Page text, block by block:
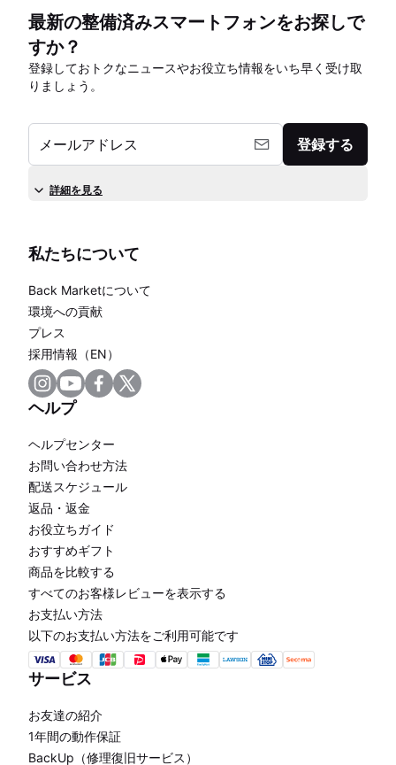
最新の整備済みスマートフォンをお探しで
すか？
登録しておトクなニュースやお役立ち情報をいち早く受け取
りましょう。
メールアドレス 登録する
詳細を見る
私たちについて
Back Marketについて
環境への貢献
プレス
採用情報（EN）
ヘルプ
ヘルプセンター
お問い合わせ方法
配送スケジュール
返品・返金
お役立ちガイド
おすすめギフト
商品を比較する
すべてのお客様レビューを表示する
お支払い方法
以下のお支払い方法をご利用可能です
サービス
お友達の紹介
1年間の動作保証
BackUp（修理復旧サービス）